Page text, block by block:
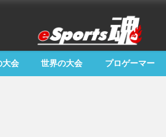
大会 世界の大会 プロゲーマー